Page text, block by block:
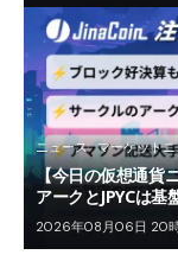
ニュース マーケット
【今日の仮想通貨
アークとJPYCは基
2026年08月06日 20